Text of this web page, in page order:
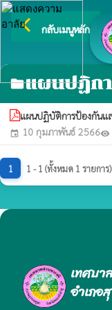
arrow_back_ios กลับเมนูหลัก
folderแผนปฏิกา
แผนปฏิบัติการป้องกันแ
event 10 กุมภาพันธ์ 2566visibility
1 1 - 1 (ทั้งหมด 1 รายการ)
เทศบ
อำเภอ